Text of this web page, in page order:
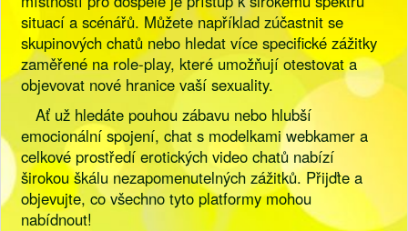
situací a scénářů. Můžete například zúčastnit se
skupinových chatů nebo hledat více specifické zážitky
zaměřené na role-play, které umožňují otestovat a
objevovat nové hranice vaší sexuality.
Ať už hledáte pouhou zábavu nebo hlubší
emocionální spojení, chat s modelkami webkamer a
celkové prostředí erotických video chatů nabízí
širokou škálu nezapomenutelných zážitků. Přijďte a
objevujte, co všechno tyto platformy mohou
nabídnout!